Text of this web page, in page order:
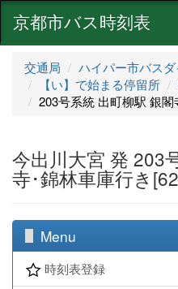
京都市バス時刻表
交通局 ハイパー市バス
【い】で始まる停留所
203号系統 出町柳駅 銀
今出川大宮 発 203
寺･錦林車庫行き
Menu
時刻表登録